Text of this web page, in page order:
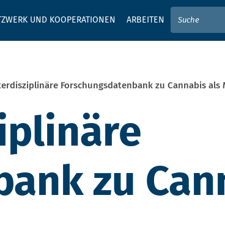
UND KOOPERATIONEN ARBEITEN
GEBEN SIE HIER IHREN
Forschungsdatenbank zu Cannabis als
zu